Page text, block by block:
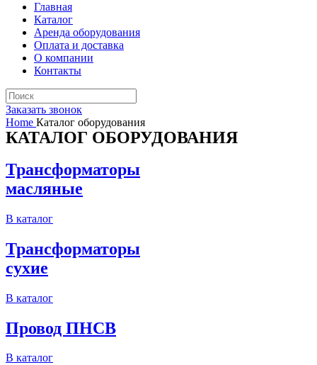
Главная
Каталог
Аренда оборудования
Оплата и доставка
О компании
Контакты
Заказать звонок
Home Каталог оборудования
КАТАЛОГ ОБОРУДОВАНИЯ
Трансформаторы
масляные
В каталог
Трансформаторы
сухие
В каталог
Провод ПНСВ
В каталог